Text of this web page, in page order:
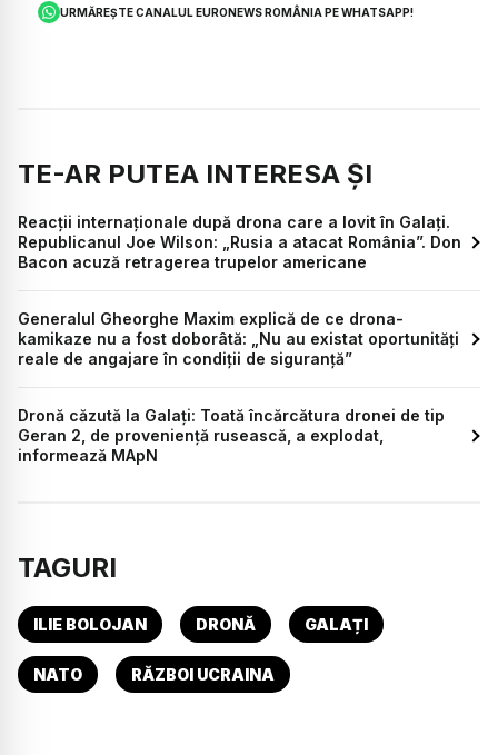
URMĂREȘTE CANALUL EURONEWS ROMÂNIA PE WHATSAPP!
TE-AR PUTEA INTERESA ȘI
Reacții internaționale după drona care a lovit în Galați.
Republicanul Joe Wilson: „Rusia a atacat România”. Don
Bacon acuză retragerea trupelor americane
Generalul Gheorghe Maxim explică de ce drona-
kamikaze nu a fost doborâtă: „Nu au existat oportunități
reale de angajare în condiții de siguranță”
Dronă căzută la Galați: Toată încărcătura dronei de tip
Geran 2, de proveniență rusească, a explodat,
informează MApN
TAGURI
ILIE BOLOJAN DRONĂ GALAȚI
NATO RĂZBOI UCRAINA